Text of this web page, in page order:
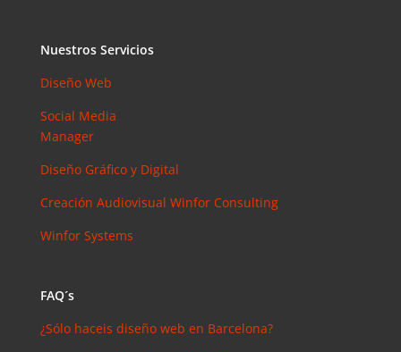
Nuestros Servicios
Diseño Web
Social Media
Manager
Diseño Gráfico y Digital
Creación Audiovisual Winfor Consulting
Winfor Systems
FAQ´s
¿Sólo haceis diseño web en Barcelona?